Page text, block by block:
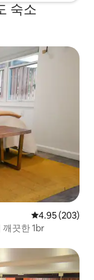
숙소
평점 4.95점(5
4.95 (203)
깨끗한 1br